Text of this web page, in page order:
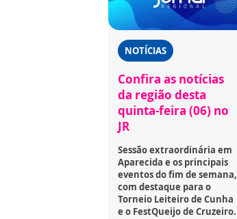
NOTÍCIAS
Confira as notícias
da região desta
quinta-feira (06) no
JR
Sessão extraordinária em
Aparecida e os principais
eventos do fim de semana,
com destaque para o
Torneio Leiteiro de Cunha
e o FestQueijo de Cruzeiro.